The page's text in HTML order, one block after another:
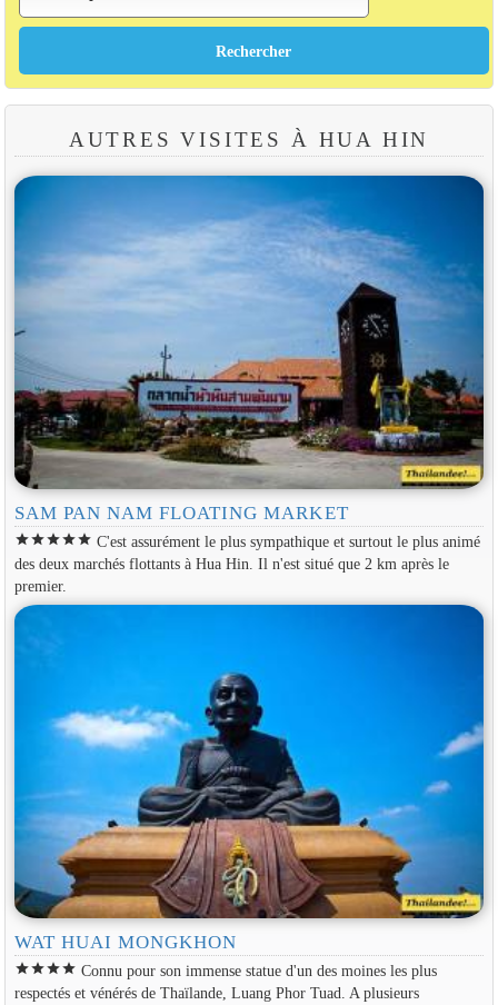
AUTRES VISITES À HUA HIN
SAM PAN NAM FLOATING MARKET
starstarstarstarstar C'est assurément le plus sympathique et surtout le plus animé
des deux marchés flottants à Hua Hin. Il n'est situé que 2 km après le
premier.
WAT HUAI MONGKHON
starstarstarstar Connu pour son immense statue d'un des moines les plus
respectés et vénérés de Thaïlande, Luang Phor Tuad. A plusieurs